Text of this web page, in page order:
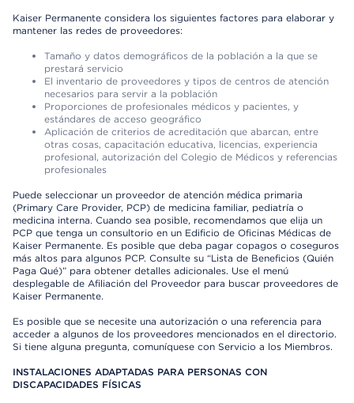
Kaiser Permanente considera los siguientes factores para elaborar y
mantener las redes de proveedores:
Tamaño y datos demográficos de la población a la que se
prestará servicio
El inventario de proveedores y tipos de centros de atención
necesarios para servir a la población
Proporciones de profesionales médicos y pacientes, y
estándares de acceso geográfico
Aplicación de criterios de acreditación que abarcan, entre
otras cosas, capacitación educativa, licencias, experiencia
profesional, autorización del Colegio de Médicos y referencias
profesionales
Puede seleccionar un proveedor de atención médica primaria
(Primary Care Provider, PCP) de medicina familiar, pediatría o
medicina interna. Cuando sea posible, recomendamos que elija un
PCP que tenga un consultorio en un Edificio de Oficinas Médicas de
Kaiser Permanente. Es posible que deba pagar copagos o coseguros
más altos para algunos PCP. Consulte su “Lista de Beneficios (Quién
Paga Qué)” para obtener detalles adicionales. Use el menú
desplegable de Afiliación del Proveedor para buscar proveedores de
Kaiser Permanente.
Es posible que se necesite una autorización o una referencia para
acceder a algunos de los proveedores mencionados en el directorio.
Si tiene alguna pregunta, comuníquese con Servicio a los Miembros.
INSTALACIONES ADAPTADAS PARA PERSONAS CON
DISCAPACIDADES FÍSICAS